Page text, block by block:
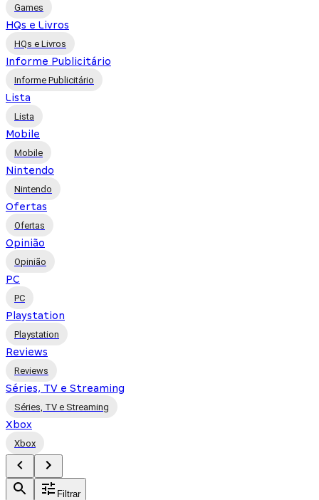
Games
HQs e Livros
HQs e Livros
Informe Publicitário
Informe Publicitário
Lista
Lista
Mobile
Mobile
Nintendo
Nintendo
Ofertas
Ofertas
Opinião
Opinião
PC
PC
Playstation
Playstation
Reviews
Reviews
Séries, TV e Streaming
Séries, TV e Streaming
Xbox
Xbox
Filtrar